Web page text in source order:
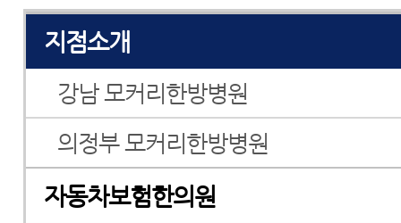
지점소개
강남 모커리한방병원
의정부 모커리한방병원
자동차보험한의원